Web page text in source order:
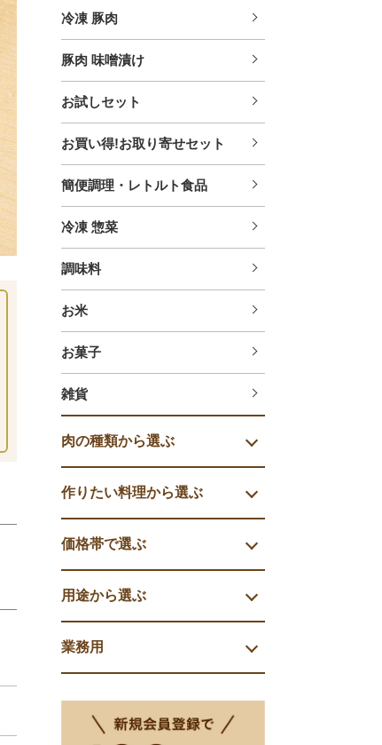
冷凍 豚肉
豚肉 味噌漬け
お試しセット
お買い得!お取り寄せセット
簡便調理・レトルト食品
冷凍 惣菜
調味料
お米
お菓子
雑貨
肉の種類から選ぶ
作りたい料理から選ぶ
価格帯で選ぶ
用途から選ぶ
業務用